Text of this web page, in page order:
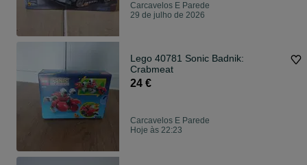
Carcavelos E Parede
29 de julho de 2026
Lego 40781 Sonic Badnik:
Crabmeat
24 €
Carcavelos E Parede
Hoje às 22:23